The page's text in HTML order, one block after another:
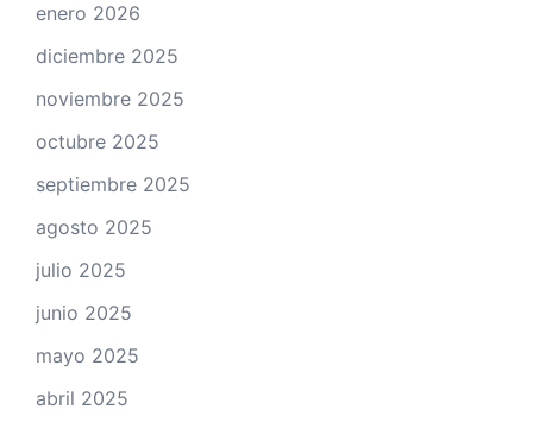
enero 2026
diciembre 2025
noviembre 2025
octubre 2025
septiembre 2025
agosto 2025
julio 2025
junio 2025
mayo 2025
abril 2025